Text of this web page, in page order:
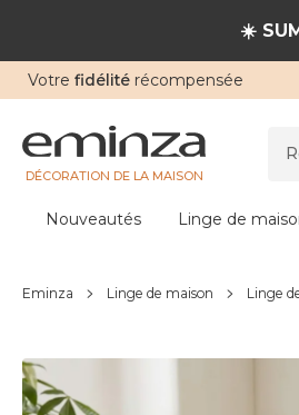
☀️
Votre fidélité récompensée
DÉCORATION DE LA MAISON
Nouveautés Linge de
Eminza Linge de maison Linge